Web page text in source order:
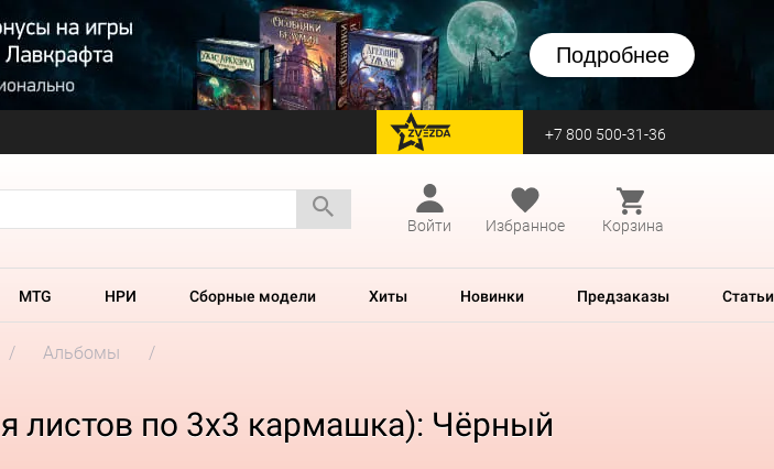
Подробнее
перейти на Zvezda +7 800 500-31-36
Войти
Избранное Корзина
MTG НРИ Сборные модели Хиты Новинки Предзаказы Статьи
Альбомы
листов по 3x3 кармашка): Чёрный